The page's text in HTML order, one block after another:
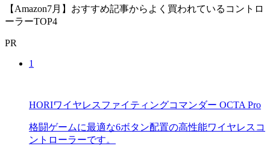
【Amazon7月】おすすめ記事からよく買われているコントロ
ーラーTOP4
PR
1
HORIワイヤレスファイティングコマンダー OCTA Pro
格闘ゲームに最適な6ボタン配置の高性能ワイヤレスコ
ントローラーです。